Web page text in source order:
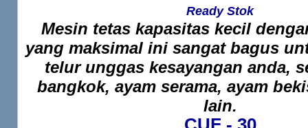
Ready Stok
Mesin tetas kapasitas kecil
yang maksimal ini sangat bagus
telur unggas kesayangan anda,
bangkok, ayam serama, ayam
lain.